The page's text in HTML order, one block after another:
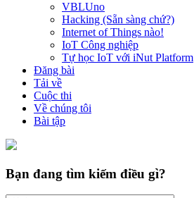
VBLUno
Hacking (Sẵn sàng chứ?)
Internet of Things nào!
IoT Công nghiệp
Tự học IoT với iNut Platform
Đăng bài
Tải về
Cuộc thi
Về chúng tôi
Bài tập
Bạn đang tìm kiếm điều gì?